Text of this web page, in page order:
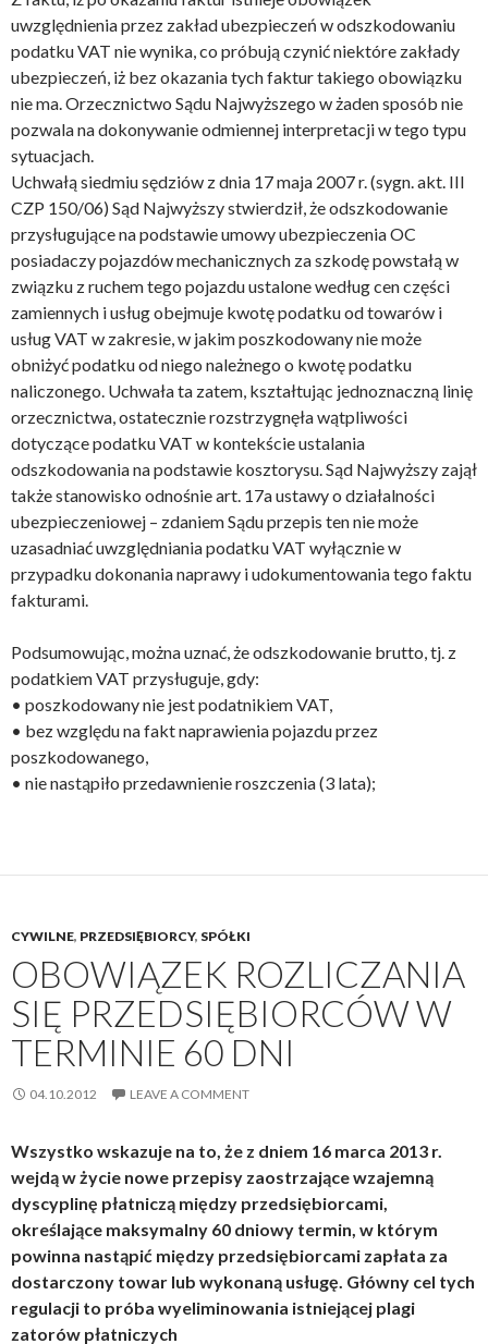
uwzględnienia przez zakład ubezpieczeń w odszkodowaniu
podatku VAT nie wynika, co próbują czynić niektóre zakłady
ubezpieczeń, iż bez okazania tych faktur takiego obowiązku
nie ma. Orzecznictwo Sądu Najwyższego w żaden sposób nie
pozwala na dokonywanie odmiennej interpretacji w tego typu
sytuacjach.
Uchwałą siedmiu sędziów z dnia 17 maja 2007 r. (sygn. akt. III
CZP 150/06) Sąd Najwyższy stwierdził, że odszkodowanie
przysługujące na podstawie umowy ubezpieczenia OC
posiadaczy pojazdów mechanicznych za szkodę powstałą w
związku z ruchem tego pojazdu ustalone według cen części
zamiennych i usług obejmuje kwotę podatku od towarów i
usług VAT w zakresie, w jakim poszkodowany nie może
obniżyć podatku od niego należnego o kwotę podatku
naliczonego. Uchwała ta zatem, kształtując jednoznaczną linię
orzecznictwa, ostatecznie rozstrzygnęła wątpliwości
dotyczące podatku VAT w kontekście ustalania
odszkodowania na podstawie kosztorysu. Sąd Najwyższy zajął
także stanowisko odnośnie art. 17a ustawy o działalności
ubezpieczeniowej – zdaniem Sądu przepis ten nie może
uzasadniać uwzględniania podatku VAT wyłącznie w
przypadku dokonania naprawy i udokumentowania tego faktu
fakturami.
Podsumowując, można uznać, że odszkodowanie brutto, tj. z
podatkiem VAT przysługuje, gdy:
• poszkodowany nie jest podatnikiem VAT,
• bez względu na fakt naprawienia pojazdu przez
poszkodowanego,
• nie nastąpiło przedawnienie roszczenia (3 lata);
CYWILNE, PRZEDSIĘBIORCY, SPÓŁKI
OBOWIĄZEK ROZLICZANIA
SIĘ PRZEDSIĘBIORCÓW W
TERMINIE 60 DNI
04.10.2012 LEAVE A COMMENT
Wszystko wskazuje na to, że z dniem 16 marca 2013 r.
wejdą w życie nowe przepisy zaostrzające wzajemną
dyscyplinę płatniczą między przedsiębiorcami,
określające maksymalny 60 dniowy termin, w którym
powinna nastąpić między przedsiębiorcami zapłata za
dostarczony towar lub wykonaną usługę. Główny cel tych
regulacji to próba wyeliminowania istniejącej plagi
zatorów płatniczych